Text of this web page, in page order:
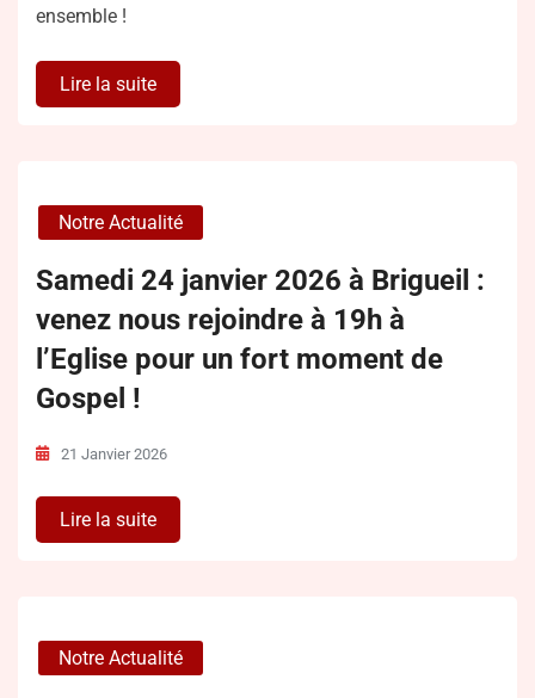
ensemble !
Lire la suite
Notre Actualité
Samedi 24 janvier 2026 à Brigueil :
venez nous rejoindre à 19h à
l’Eglise pour un fort moment de
Gospel !
21 Janvier 2026
Lire la suite
Notre Actualité